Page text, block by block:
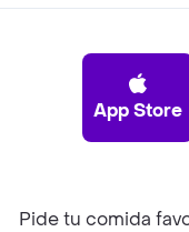
App Store
Pide tu comida